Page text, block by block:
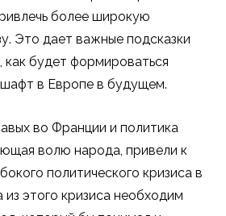
более широкую
Это дает важные подсказки
как будет формироваться
в Европе в будущем.
во Франции и политика
волю народа, привели к
политического кризиса в
этого кризиса необходим